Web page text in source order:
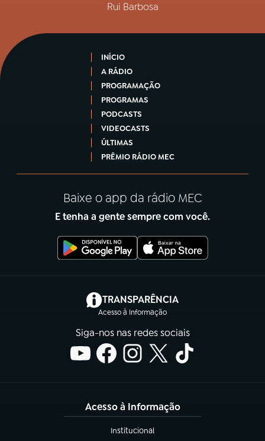
Rui Barbosa
INÍCIO
A RÁDIO
PROGRAMAÇÃO
PROGRAMAS
PODCASTS
VIDEOCASTS
ÚLTIMAS
PRÊMIO RÁDIO MEC
Baixe o app da rádio MEC
E tenha a gente sempre com você.
TRANSPARÊNCIA
Acesso à Informação
(abre em nova aba)
Siga-nos nas redes sociais
Acesso à Informação
Institucional
(abre em nova aba)